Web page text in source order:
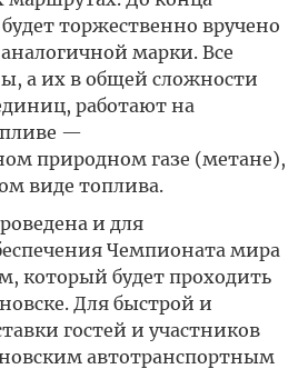
будет торжественно вручено
марки. Все
а их в общей сложности
работают на
—
природном газе (метане),
виде топлива.
и для
Чемпионата мира
который будет проходить
Для быстрой и
гостей и участников
автотранспортным